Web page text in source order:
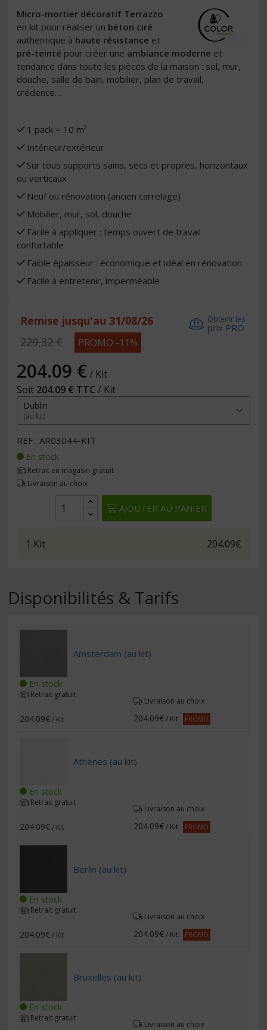
Micro-mortier décoratif Terrazzo
en kit pour réaliser un béton ciré
authentique à haute résistance et
pré-teinté pour créer une ambiance moderne et
tendance dans toute les pièces de la maison : sol, mur,
douche, salle de bain, mobilier, plan de travail,
crédence…
1 pack = 10 m²
Intérieur/extérieur
Sur tous supports sains, secs et propres, horizontaux
ou verticaux
Neuf ou rénovation (ancien carrelage)
Mobilier, mur, sol, douche
Facile à appliquer : temps ouvert de travail
confortable
Faible épaisseur : économique et idéal en rénovation
Facile à entretenir, imperméable
Remise jusqu'au 31/08/26
229,32 €
PROMO -11%
204.09 €/ Kit
Soit 204.09 € TTC/ Kit
Obtenir les
prix PRO
Dublin
(au kit)
REF : AR03044-KIT
En stock
Retrait en magasin gratuit
Livraison au choix
AJOUTER AU PANIER
1 Kit 204.09€
Disponibilités & Tarifs
Amsterdam (au kit)
En stock
Retrait gratuit
Livraison au choix
204.09€/ Kit 204.09€/ Kit PROMO
Athènes (au kit)
En stock
Retrait gratuit
Livraison au choix
204.09€/ Kit 204.09€/ Kit PROMO
Berlin (au kit)
En stock
Retrait gratuit
Livraison au choix
204.09€/ Kit 204.09€/ Kit PROMO
Bruxelles (au kit)
En stock
Retrait gratuit
Livraison au choix